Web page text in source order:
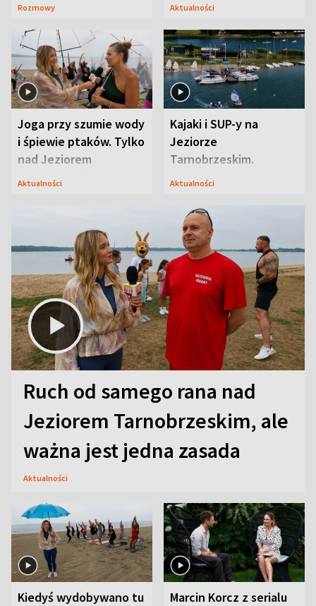
Rozmowy Aktualności
Joga przy szumie wody
i śpiewie ptaków. Tylko
nad Jeziorem
Tarnobrzeskim
Aktualności
Kajaki i SUP-y na
Jeziorze
Tarnobrzeskim.
Przyrodnicy zwracają
Aktualności
Ruch od samego rana nad
Jeziorem Tarnobrzeskim, ale
ważna jest jedna zasada
Aktualności
Kiedyś wydobywano tu
Marcin Korcz z serialu